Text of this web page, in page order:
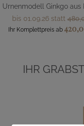
bis 01.09.26 statt
Ihr Komplettpreis ab
IHR